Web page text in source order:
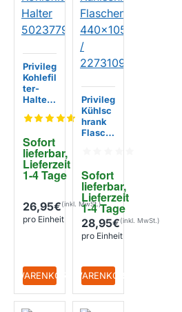
Sofort
lieferbar,
Lieferzeit
1-4 Tage
Privileg
Kohlefil
ter-
Halter
95005
26,95€
pro Einheit
+ WARENKORB
Sofort
lieferbar,
Lieferzeit
1-4 Tage
Privileg
Kühlsc
hrank
Flasch
05mm /
227310
9104
28,95€
pro Einheit
+ WARENKORB